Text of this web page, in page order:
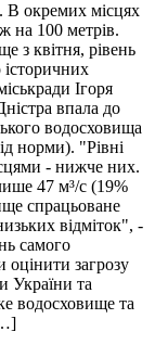
В окремих місцях
на 100 метрів.
з квітня, рівень
історичних
Ігоря
впала до
водосховища
норми). "Рівні
- нижче них.
47 м³/с (19%
спрацьоване
відміток", -
самого
загрозу
України та
водосховище та